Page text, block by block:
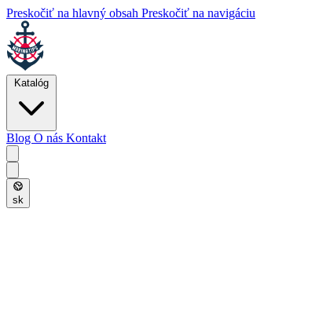
Preskočiť na hlavný obsah Preskočiť na navigáciu
Katalóg
Blog O nás Kontakt
sk